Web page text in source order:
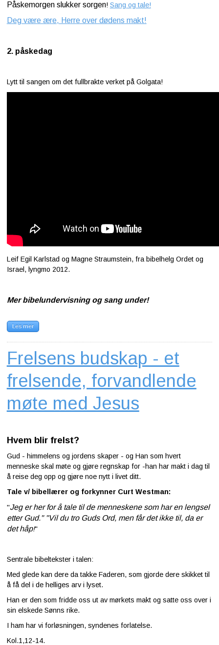
Påskemorgen slukker sorgen! Sang og tale!
Deg være ære, Herre over dødens makt!
2. påskedag
Lytt til sangen om det fullbrakte verket på Golgata!
Leif Egil Karlstad og Magne Straumstein, fra bibelhelg Ordet og
Israel, lyngmo 2012.
Mer bibelundervisning og sang under!
Les mer
Frelsens budskap - et
frelsende, forvandlende
møte med Jesus
Hvem blir frelst?
Gud - himmelens og jordens skaper - og Han som hvert
menneske skal møte og gjøre regnskap for -han har makt i dag til
å reise deg opp og gjøre noe nytt i livet ditt.
Tale v/ bibellærer og forkynner Curt Westman:
"Jeg er her for å tale til de menneskene som har en lengsel
etter Gud." "Vil du tro Guds Ord, men får det ikke til, da er
det håp!"
Sentrale bibeltekster i talen:
Med glede kan dere da takke Faderen, som gjorde dere skikket til
å få del i de helliges arv i lyset.
Han er den som fridde oss ut av mørkets makt og satte oss over i
sin elskede Sønns rike.
I ham har vi forløsningen, syndenes forlatelse.
Kol.1,12-14.